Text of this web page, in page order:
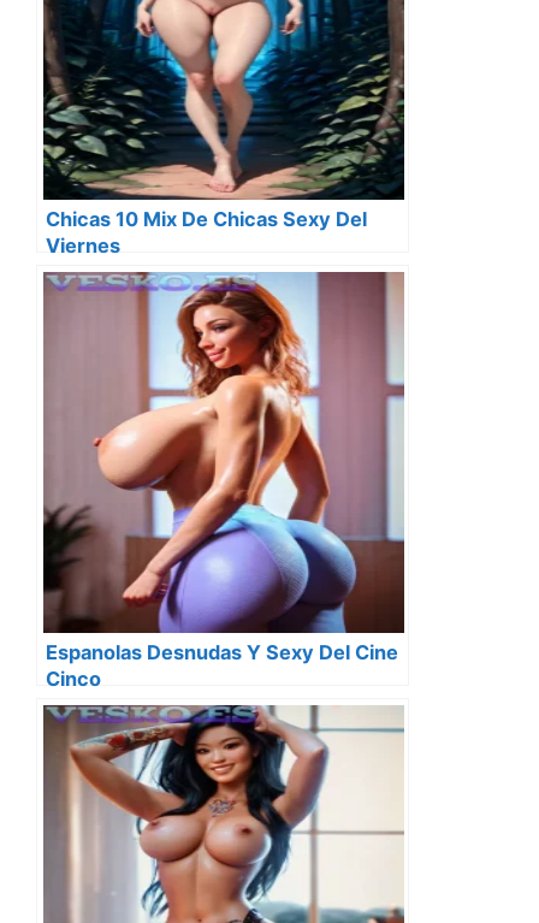
Chicas 10 Mix De Chicas Sexy Del
Viernes
Espanolas Desnudas Y Sexy Del Cine
Cinco